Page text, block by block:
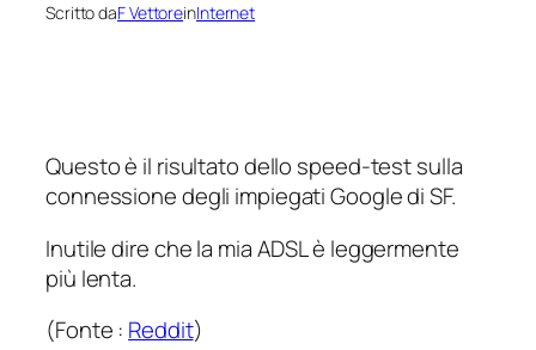
Scritto daF VettoreinInternet
Questo è il risultato dello speed-test sulla
connessione degli impiegati Google di SF.
Inutile dire che la mia ADSL è leggermente
più lenta.
(Fonte : Reddit)